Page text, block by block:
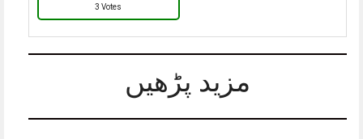
3 Votes
مزید پڑھیں